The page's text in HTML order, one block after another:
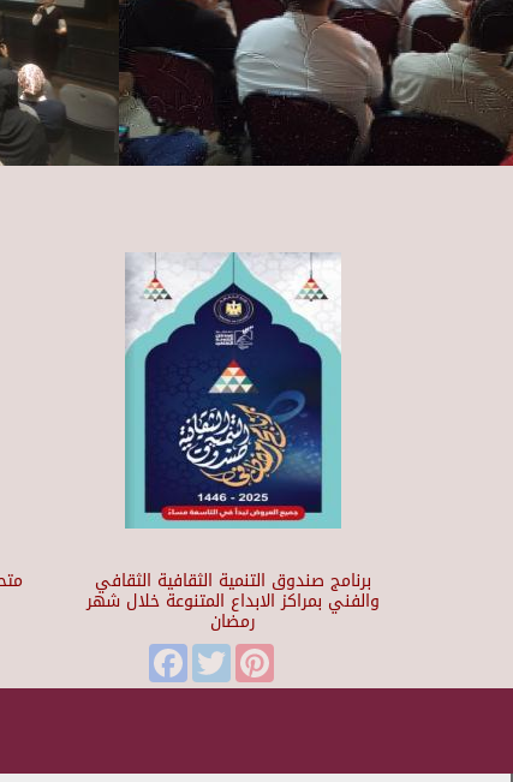
برنامج صندوق التنمية الثقافية الثقافي
والفني بمراكز الابداع المتنوعة خلال شهر
رمضان
FacebookTwitterPinterest